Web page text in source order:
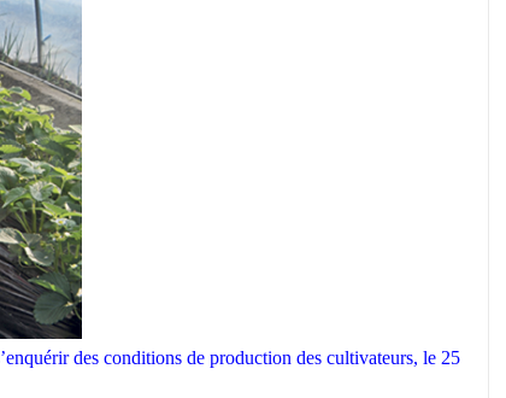
des conditions de production des cultivateurs, le 25